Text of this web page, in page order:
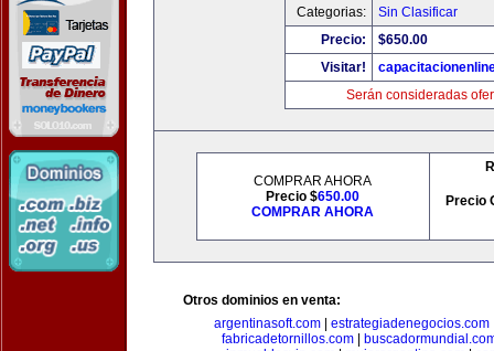
Categorias:
Sin Clasificar
Precio:
$650.00
Visitar!
Serán consideradas
COMPRAR AHORA
Precio $650.00
COMPRAR AHORA
Precio
Otros dominios en venta:
argentinasoft.com| estrategiadenegocios.com
fabricadetornillos.com